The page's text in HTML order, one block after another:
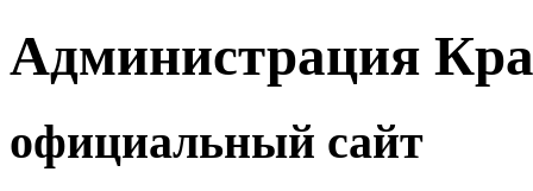
Администрация
официальный сайт